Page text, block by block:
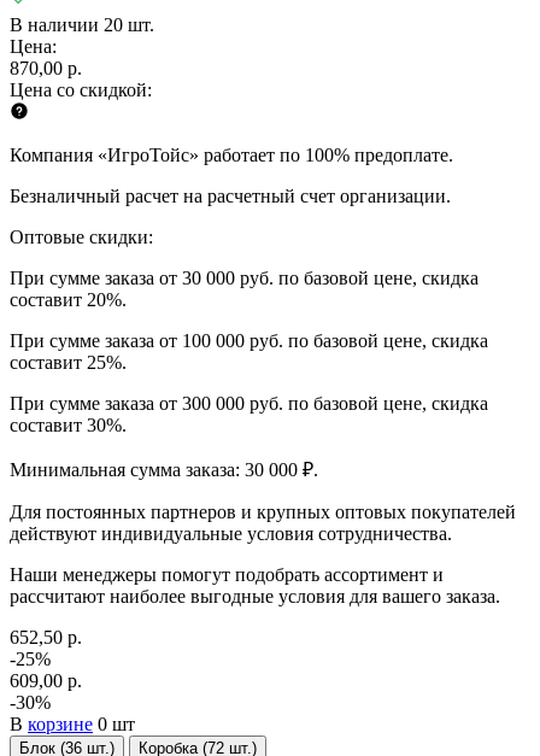
В наличии 20 шт.
Цена:
870,00 р.
Цена со скидкой:
Компания «ИгроТойс» работает по 100% предоплате.
Безналичный расчет на расчетный счет организации.
Оптовые скидки:
При сумме заказа от 30 000 руб. по базовой цене, скидка
составит 20%.
При сумме заказа от 100 000 руб. по базовой цене, скидка
составит 25%.
При сумме заказа от 300 000 руб. по базовой цене, скидка
составит 30%.
Минимальная сумма заказа: 30 000 ₽.
Для постоянных партнеров и крупных оптовых покупателей
действуют индивидуальные условия сотрудничества.
Наши менеджеры помогут подобрать ассортимент и
рассчитают наиболее выгодные условия для вашего заказа.
652,50 р.
-25%
609,00 р.
-30%
В корзине 0 шт
Блок (36 шт.) Коробка (72 шт.)